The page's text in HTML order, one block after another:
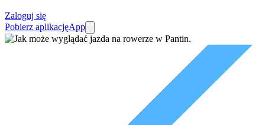
Zaloguj się
Pobierz aplikacjęApp